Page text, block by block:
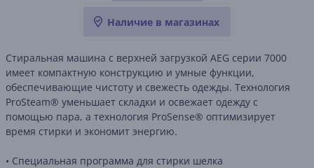
Наличие в магазинах
Стиральная машина с верхней загрузкой AEG серии 7000
имеет компактную конструкцию и умные функции,
обеспечивающие чистоту и свежесть одежды. Технология
ProSteam® уменьшает складки и освежает одежду с
помощью пара, а технология ProSense® оптимизирует
время стирки и экономит энергию.
• Специальная программа для стирки шелка